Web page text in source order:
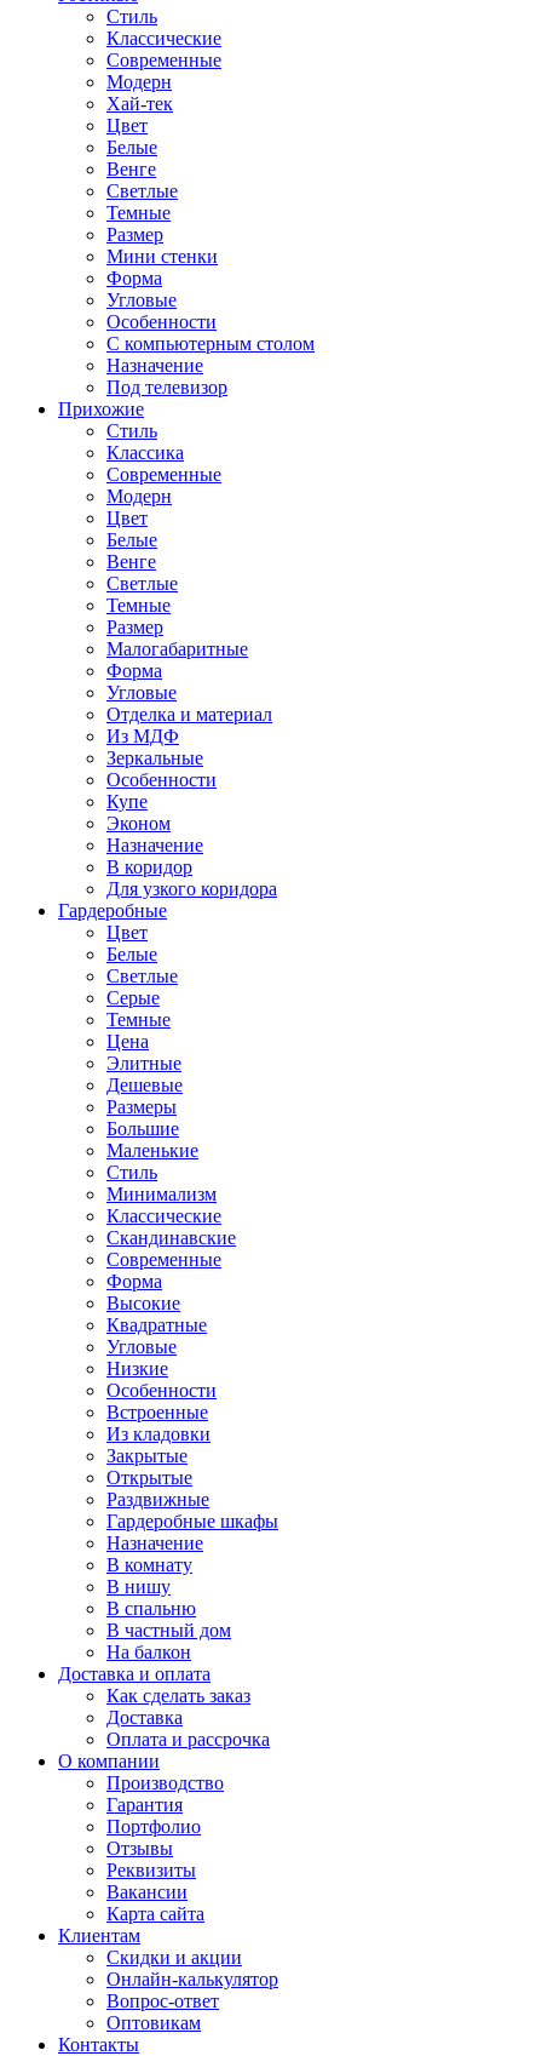
Стиль
Классические
Современные
Модерн
Хай-тек
Цвет
Белые
Венге
Светлые
Темные
Размер
Мини стенки
Форма
Угловые
Особенности
С компьютерным столом
Назначение
Под телевизор
Прихожие
Стиль
Классика
Современные
Модерн
Цвет
Белые
Венге
Светлые
Темные
Размер
Малогабаритные
Форма
Угловые
Отделка и материал
Из МДФ
Зеркальные
Особенности
Купе
Эконом
Назначение
В коридор
Для узкого коридора
Гардеробные
Цвет
Белые
Светлые
Серые
Темные
Цена
Элитные
Дешевые
Размеры
Большие
Маленькие
Стиль
Минимализм
Классические
Скандинавские
Современные
Форма
Высокие
Квадратные
Угловые
Низкие
Особенности
Встроенные
Из кладовки
Закрытые
Открытые
Раздвижные
Гардеробные шкафы
Назначение
В комнату
В нишу
В спальню
В частный дом
На балкон
Доставка и оплата
Как сделать заказ
Доставка
Оплата и рассрочка
О компании
Производство
Гарантия
Портфолио
Отзывы
Реквизиты
Вакансии
Карта сайта
Клиентам
Скидки и акции
Онлайн-калькулятор
Вопрос-ответ
Оптовикам
Контакты